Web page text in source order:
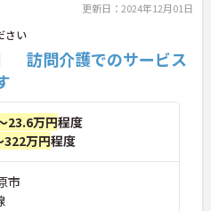
更新日：2024年12月01日
さい
訪問介護でのサービス
23.6万円程度
322万円程度
市